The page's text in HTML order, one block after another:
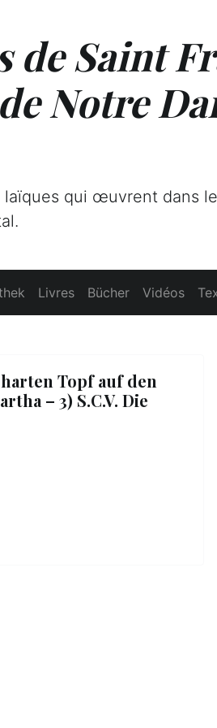
de Saint
Notre
laïques qui œuvrent dans
Livres Bücher Vidéos
Topf auf den
– 3) S.C.V. Die